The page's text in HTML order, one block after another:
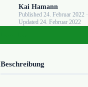
Kai Hamann
Published 24. Februar 2022 ·
Updated 24. Februar 2022
Beschreibung